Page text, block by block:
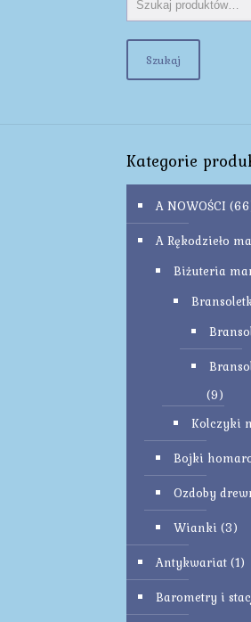
Szukaj
Kategorie
A NOWOŚCI
A Rękodzieło
Biżuteria
(9)
Kolczyki
Bojki
Ozdoby
Wianki (3)
Antykwariat (1)
Barometry i